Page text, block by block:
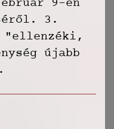
9-én
3.
"ellenzéki,
újabb